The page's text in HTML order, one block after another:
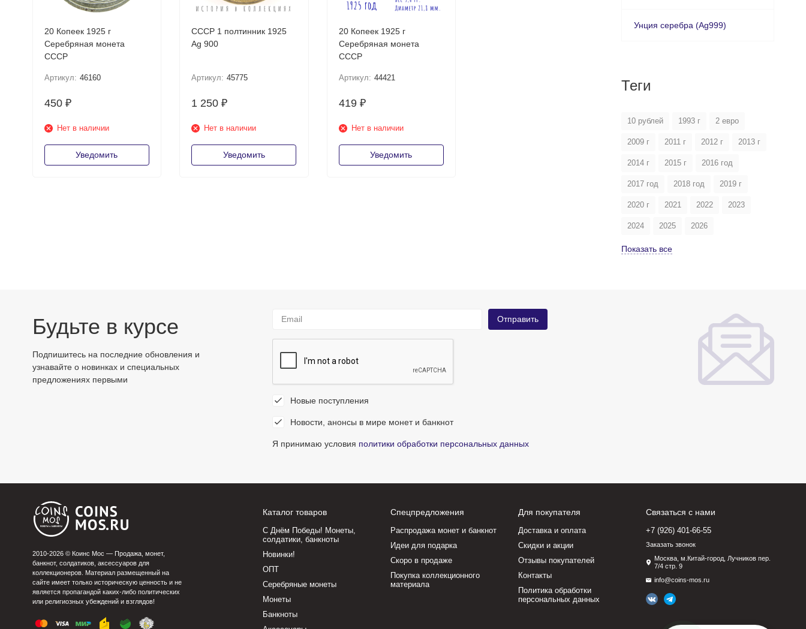
20 Копеек 1925 г
Серебряная монета
СССР
Артикул: 46160
450 ₽
Нет в наличии
Уведомить
СССР 1 полтинник 1925
Ag 900
Артикул: 45775
1 250 ₽
Нет в наличии
Уведомить
20 Копеек 1925 г
Серебряная монета
СССР
Артикул: 44421
419 ₽
Нет в наличии
Уведомить
Унция серебра (Ag999)
Теги
10 рублей 1993 г 2 евро
2009 г 2011 г 2012 г 2013 г
2014 г 2015 г 2016 год
2017 год 2018 год 2019 г
2020 г 2021 2022 2023
2024 2025 2026
Показать все
Будьте в курсе
Подпишитесь на последние обновления и
узнавайте о новинках и специальных
предложениях первыми
Новые поступления
Новости, анонсы в мире монет и банкнот
Я принимаю условия политики обработки персональных данных
2010-2026 © Коинс Мос — Продажа, монет,
банкнот, солдатиков, аксессуаров для
коллекционеров. Материал размещенный на
сайте имеет только историческую ценность и не
является пропагандой каких-либо политических
или религиозных убеждений и взглядов!
Каталог товаров
С Днём Победы! Монеты,
солдатики, банкноты
Новинки!
ОПТ
Серебряные монеты
Монеты
Банкноты
Спецпредложения
Распродажа монет и банкнот
Идеи для подарка
Скоро в продаже
Покупка коллекционного
материала
Для покупателя
Доставка и оплата
Скидки и акции
Отзывы покупателей
Контакты
Политика обработки
персональных данных
Связаться с нами
+7 (926) 401-66-55
Заказать звонок
Москва, м.Китай-город, Лучников пер.
7/4 стр. 9
info@coins-mos.ru